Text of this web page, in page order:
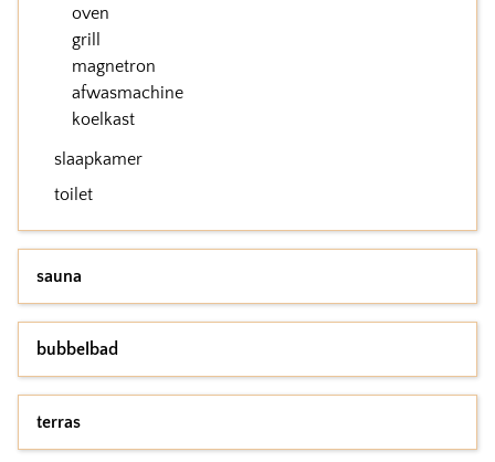
oven
grill
magnetron
afwasmachine
koelkast
slaapkamer
toilet
sauna
bubbelbad
terras